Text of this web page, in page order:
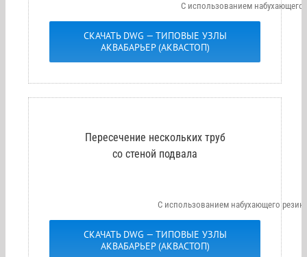
С использованием
СКАЧАТЬ DWG — ТИПОВЫЕ УЗЛЫ
АКВАБАРЬЕР (АКВАСТОП)
Пересечение нескольких труб
со стеной подвала
С использованием набухающего
СКАЧАТЬ DWG — ТИПОВЫЕ УЗЛЫ
АКВАБАРЬЕР (АКВАСТОП)